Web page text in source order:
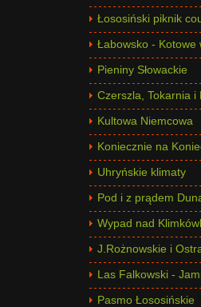
Łososiński piknik
Łabowsko - Kotowe
Pieniny Słowackie
Czerszla, Tokarnia i
Kultowa Niemcowa
Koniecznie na
Uhryńskie klimaty
Pod i z prądem
Wypad nad
J.Rożnowskie i
Las Falkowski -
Pasmo Łososińskie